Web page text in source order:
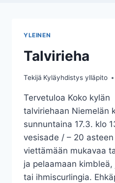
YLEINEN
Talvirieha
Tekijä Kyläyhdistys ylläpito
Tervetuloa Koko kylän
talviriehaan Niemelän
sunnuntaina 17.3. klo
vesisade / – 20
viettämään mukavaa
ja pelaamaan
tai ihmiscurlingia.